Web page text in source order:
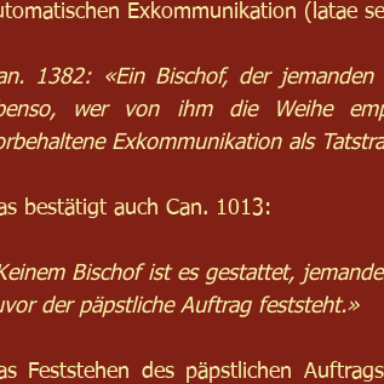
Exkommunikation (latae
1382: «Ein Bischof, der
wer von ihm die Weihe
Exkommunikation als
bestätigt auch Can. 1013:
Bischof ist es gestattet,
der päpstliche Auftrag feststeht.»
Feststehen des päpstlichen